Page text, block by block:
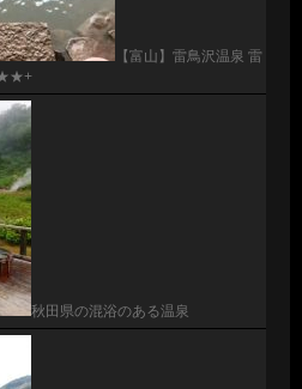
【富山】雷鳥沢温泉 雷
秋田県の混浴のある温泉